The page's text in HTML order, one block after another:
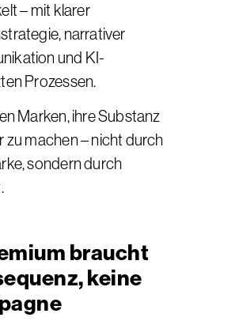
– mit klarer
narrativer
und KI-
Prozessen.
Marken, ihre Substanz
zu machen – nicht durch
sondern durch
braucht
keine